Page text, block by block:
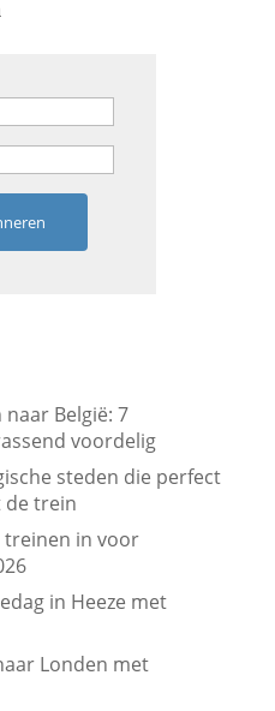
België: 7
voordelig
steden die perfect
de trein
treinen in voor
in Heeze met
Londen met